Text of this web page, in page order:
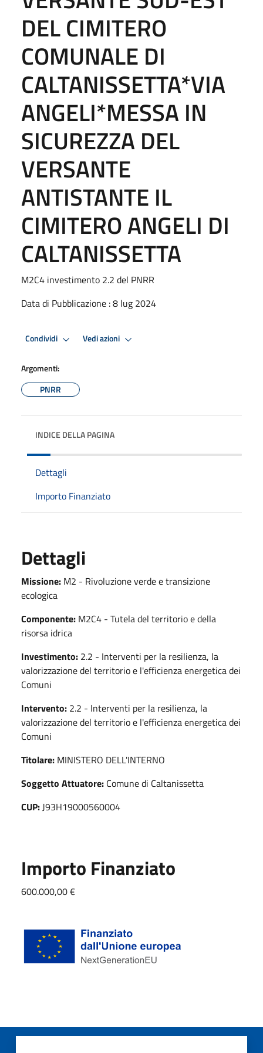
DEL CIMITERO
COMUNALE DI
CALTANISSETTA*VIA
ANGELI*MESSA IN
SICUREZZA DEL
VERSANTE
ANTISTANTE IL
CIMITERO ANGELI DI
CALTANISSETTA
M2C4 investimento 2.2 del PNRR
Data di Pubblicazione : 8 lug 2024
Condividi Vedi azioni
Argomenti:
PNRR
INDICE DELLA PAGINA
Dettagli
Importo Finanziato
Dettagli
Missione: M2 - Rivoluzione verde e transizione
ecologica
Componente: M2C4 - Tutela del territorio e della
risorsa idrica
Investimento: 2.2 - Interventi per la resilienza, la
valorizzazione del territorio e l'efficienza energetica dei
Comuni
Intervento: 2.2 - Interventi per la resilienza, la
valorizzazione del territorio e l'efficienza energetica dei
Comuni
Titolare: MINISTERO DELL'INTERNO
Soggetto Attuatore: Comune di Caltanissetta
CUP: J93H19000560004
Importo Finanziato
600.000,00 €